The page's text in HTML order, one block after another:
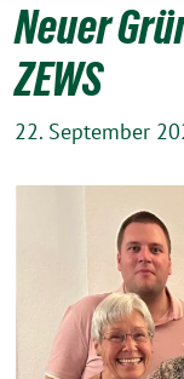
Neuer
ZEWS
22. September